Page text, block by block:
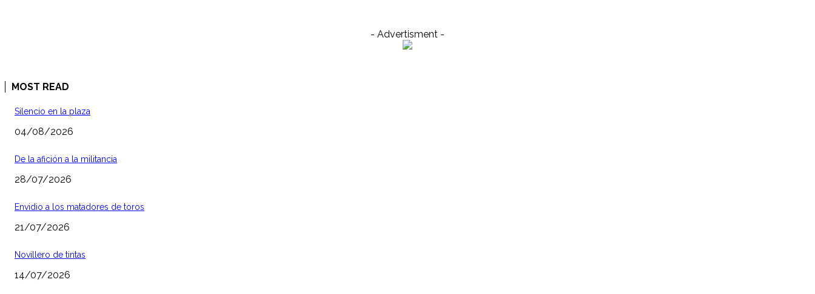
- Advertisment -
MOST READ
Silencio en la plaza
04/08/2026
De la afición a la militancia
28/07/2026
Envidio a los matadores de toros
21/07/2026
Novillero de tintas
14/07/2026